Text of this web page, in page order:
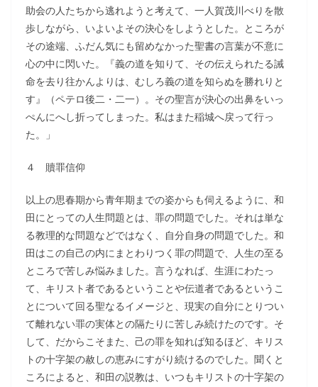
助会の人たちから逃れようと考えて、一人賀茂川べりを散
歩しながら、いよいよその決心をしようとした。ところが
その途端、ふだん気にも留めなかった聖書の言葉が不意に
心の中に閃いた。『義の道を知りて、その伝えられたる誡
命を去り往かんよりは、むしろ義の道を知らぬを勝れりと
す』（ペテロ後二・二一）。その聖言が決心の出鼻をいっ
ぺんにへし折ってしまった。私はまた稲城へ戻って行っ
た。」
４ 贖罪信仰
以上の思春期から青年期までの姿からも伺えるように、和
田にとっての人生問題とは、罪の問題でした。それは単な
る教理的な問題などではなく、自分自身の問題でした。和
田はこの自己の内にまとわりつく罪の問題で、人生の至る
ところで苦しみ悩みました。言うなれば、生涯にわたっ
て、キリスト者であるということや伝道者であるというこ
とについて回る聖なるイメージと、現実の自分にとりつい
て離れない罪の実体との隔たりに苦しみ続けたのです。そ
して、だからこそまた、己の罪を知れば知るほど、キリス
トの十字架の赦しの恵みにすがり続けるのでした。聞くと
ころによると、和田の説教は、いつもキリストの十字架の